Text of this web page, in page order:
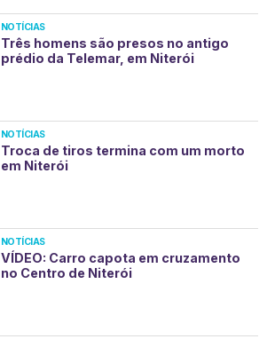
NOTÍCIAS
Três homens são presos no antigo
prédio da Telemar, em Niterói
NOTÍCIAS
Troca de tiros termina com um morto
em Niterói
NOTÍCIAS
VÍDEO: Carro capota em cruzamento
no Centro de Niterói